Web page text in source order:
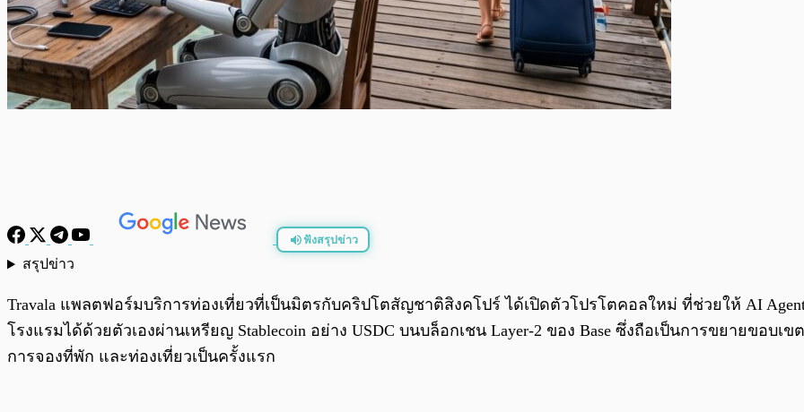
ฟังสรุปข่าว
สรุปข่าว
Travala แพลตฟอร์มบริการท่องเที่ยวที่เป็นมิตรกับคริปโตสัญชาติสิงคโปร์ ได้เปิดตัวโปรโตคอลใหม่ ที่ช่วยให้ AI
โรงแรมได้ด้วยตัวเองผ่านเหรียญ Stablecoin อย่าง USDC บนบล็อกเชน Layer-2 ของ Base ซึ่งถือเป็นการขยายขอบ
การจองที่พัก และท่องเที่ยวเป็นครั้งแรก